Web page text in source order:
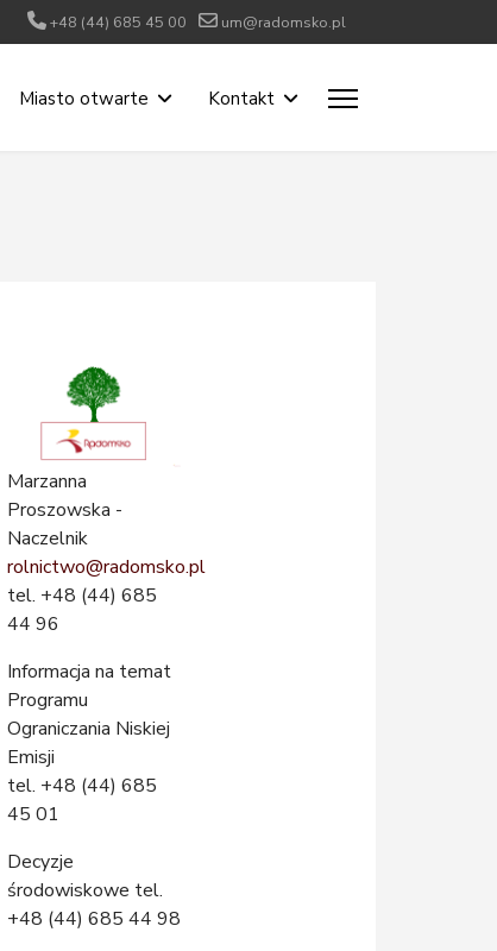
+48 (44) 685 45 00 um@radomsko.pl
Miasto otwarte Kontakt
Marzanna
Proszowska -
Naczelnik
rolnictwo@radomsko.pl
tel. +48 (44) 685
44 96
Informacja na temat
Programu
Ograniczania Niskiej
Emisji
tel. +48 (44) 685
45 01
Decyzje
środowiskowe tel.
+48 (44) 685 44 98